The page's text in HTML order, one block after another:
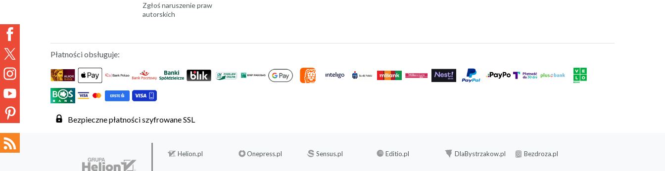
Zgłoś naruszenie praw
autorskich
Płatności obsługuje:
Bezpieczne płatności szyfrowane SSL
Helion.pl Onepress.pl Sensus.pl Editio.pl DlaBystrzakow.pl Bezdroza.pl